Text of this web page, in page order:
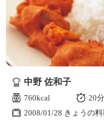
中野 佐和子
760kcal
20分
2008/01/28 きょうの